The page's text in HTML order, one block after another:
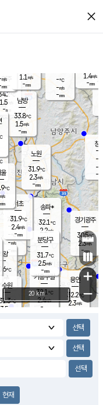
close
양주
℃
1.5
-mm
과천
- ℃
-m/s
- mm
용인
32.2℃
2.3m/s
경기광주
30.5℃
2.3m/s
-mm
-℃
-m/s
-mm
창
-
-m/
-
1.4m/s
-mm
의왕
℃
1.1m/s
mm
노원
31.9℃
2.3m/s
-mm
송파*
32.1℃
2.2m/s
-mm
서초
31.9℃
2.4m/s
-mm
남방
33.8℃
1.5m/s
-mm
기흥구갈
32.1℃
2.4m/s
-
분당구
31.7℃
2.5m/s
-mm
m/s
mm
수원
℃
3.5 m/s
℃
m/s
mm
1.1 m/s
-mm
+
−
20 km
현재